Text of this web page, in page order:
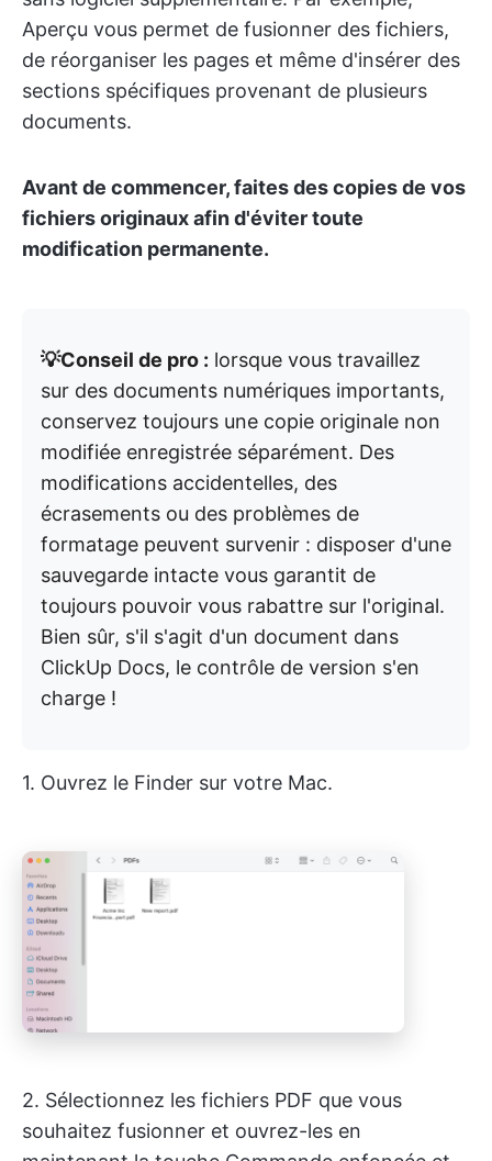
Aperçu vous permet de fusionner des fichiers,
de réorganiser les pages et même d'insérer des
sections spécifiques provenant de plusieurs
documents.
Avant de commencer, faites des copies de vos
fichiers originaux afin d'éviter toute
modification permanente.
💡Conseil de pro : lorsque vous travaillez
sur des documents numériques importants,
conservez toujours une copie originale non
modifiée enregistrée séparément. Des
modifications accidentelles, des
écrasements ou des problèmes de
formatage peuvent survenir : disposer d'une
sauvegarde intacte vous garantit de
toujours pouvoir vous rabattre sur l'original.
Bien sûr, s'il s'agit d'un document dans
ClickUp Docs, le contrôle de version s'en
charge !
1. Ouvrez le Finder sur votre Mac.
2. Sélectionnez les fichiers PDF que vous
souhaitez fusionner et ouvrez-les en